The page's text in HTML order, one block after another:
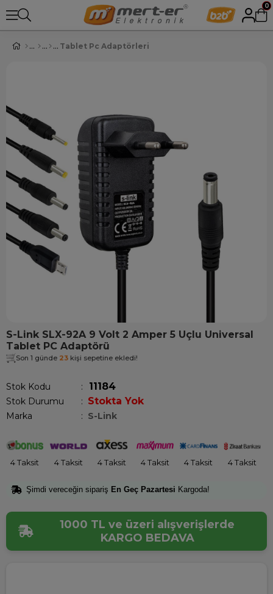
0
Tablet Pc Adaptörleri
S-Link SLX-92A 9 Volt 2 Amper 5 Uçlu Universal
Tablet PC Adaptörü
Son 1 günde 23 kişi sepetine ekledi!
Stok Kodu 11184
Stok Durumu : Stokta Yok
Marka : S-Link
4 Taksit 4 Taksit 4 Taksit 4 Taksit 4 Taksit 4 Taksit
Şimdi vereceğin sipariş En Geç Pazartesi Kargoda!
1000 TL ve üzeri alışverişlerde
KARGO BEDAVA